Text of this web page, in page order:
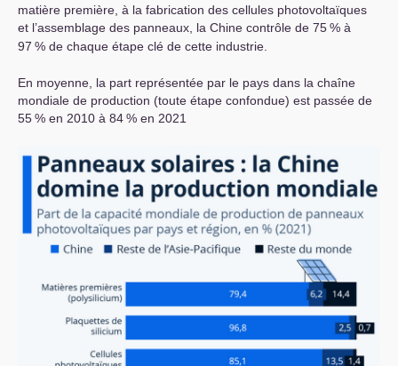
matière première, à la fabrication des cellules photovoltaïques
et l’assemblage des panneaux, la Chine contrôle de 75% à
97 % de chaque étape clé de cette industrie.
En moyenne, la part représentée par le pays dans la chaîne
mondiale de production (toute étape confondue) est passée de
55% en 2010 à 84% en 2021